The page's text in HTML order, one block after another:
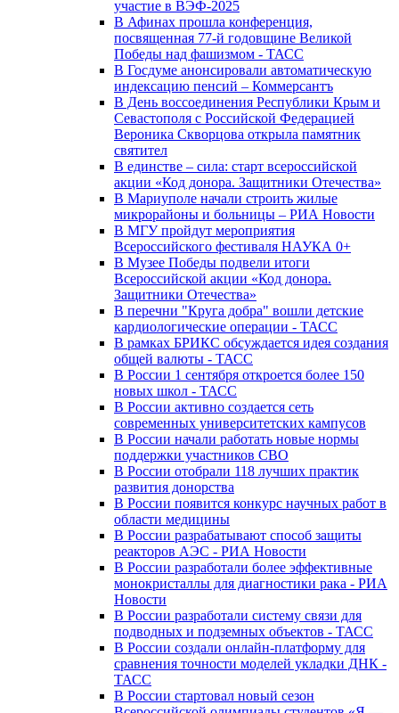
участие в ВЭФ-2025
В Афинах прошла конференция,
посвященная 77-й годовщине Великой
Победы над фашизмом - ТАСС
В Госдуме анонсировали автоматическую
индексацию пенсий – Коммерсантъ
В День воссоединения Республики Крым и
Севастополя с Российской Федерацией
Вероника Скворцова открыла памятник
святител
В единстве – сила: старт всероссийской
акции «Код донора. Защитники Отечества»
В Мариуполе начали строить жилые
микрорайоны и больницы – РИА Новости
В МГУ пройдут мероприятия
Всероссийского фестиваля НАУКА 0+
В Музее Победы подвели итоги
Всероссийской акции «Код донора.
Защитники Отечества»
В перечни "Круга добра" вошли детские
кардиологические операции - ТАСС
В рамках БРИКС обсуждается идея создания
общей валюты - ТАСС
В России 1 сентября откроется более 150
новых школ - ТАСС
В России активно создается сеть
современных университетских кампусов
В России начали работать новые нормы
поддержки участников СВО
В России отобрали 118 лучших практик
развития донорства
В России появится конкурс научных работ в
области медицины
В России разрабатывают способ защиты
реакторов АЭС - РИА Новости
В России разработали более эффективные
монокристаллы для диагностики рака - РИА
Новости
В России разработали систему связи для
подводных и подземных объектов - ТАСС
В России создали онлайн-платформу для
сравнения точности моделей укладки ДНК -
ТАСС
В России стартовал новый сезон